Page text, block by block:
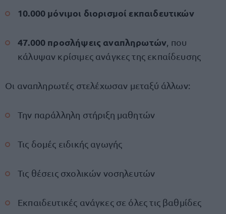
10.000 μόνιμοι διορισμοί εκπαιδευτικών
47.000 προσλήψεις αναπληρωτών , που
κάλυψαν κρίσιμες ανάγκες της εκπαίδευσης
Οι αναπληρωτές στελέχωσαν μεταξύ άλλων:
Την παράλληλη στήριξη μαθητών
Τις δομές ειδικής αγωγής
Τις θέσεις σχολικών νοσηλευτών
Εκπαιδευτικές ανάγκες σε όλες τις βαθμίδες